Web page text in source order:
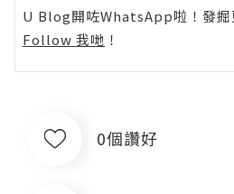
U Blog開咗WhatsApp啦！發掘
Follow 我哋 ！
0個讚好